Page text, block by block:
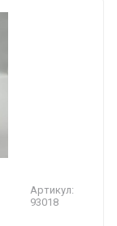
Артикул:
93018